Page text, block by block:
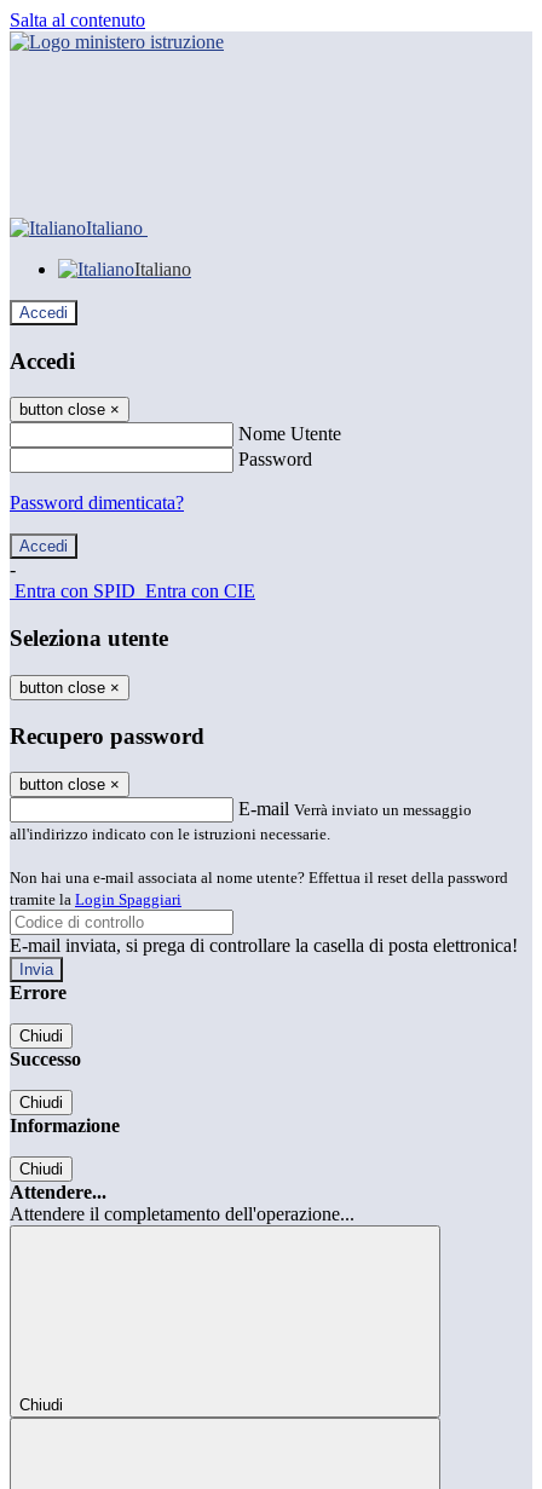
Salta al contenuto
Italiano
Italiano
Accedi
Accedi
button close ×
Nome Utente
Password
Password dimenticata?
-
Entra con SPID Entra con CIE
Seleziona utente
button close ×
Recupero password
button close ×
E-mail Verrà inviato un messaggio
all'indirizzo indicato con le istruzioni necessarie.
Non hai una e-mail associata al nome utente? Effettua il reset della password
tramite la Login Spaggiari
E-mail inviata, si prega di controllare la casella di posta elettronica!
Errore
Chiudi
Successo
Chiudi
Informazione
Chiudi
Attendere...
Attendere il completamento dell'operazione...
Chiudi